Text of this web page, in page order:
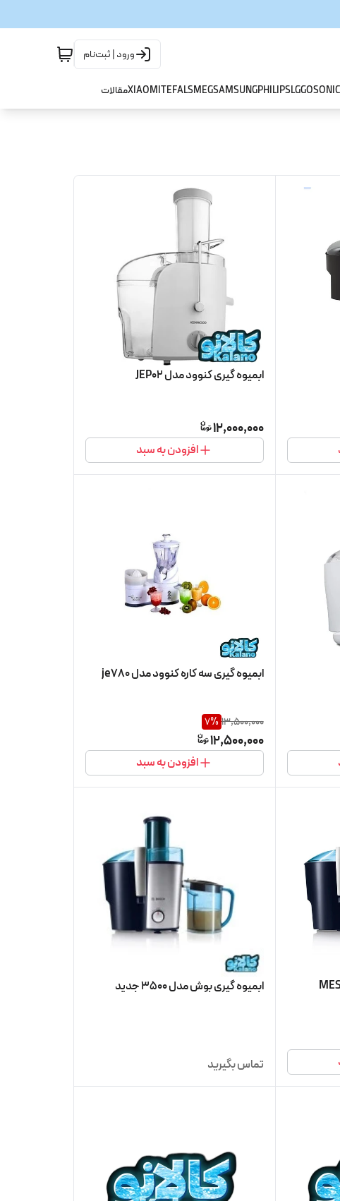
ورود | ثبت‌نام
GOSONIC
LG
PHILIPS
SAMSUNG
SMEG
TEFAL
XIAOMIمقالات
ابمیوه گیری کنوود مدل JEP02
12,000,000
افزودن به سبد
ابمیوه گیری سه کاره کنوود مدل je780
13,500,000
7%
12,500,000
افزودن به سبد
ابمیوه گیری بوش مدل 3500 جدید
تماس بگیرید